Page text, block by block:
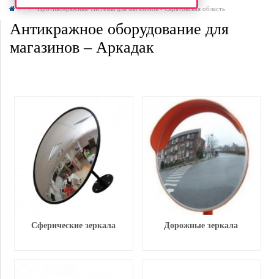
Противокражные системы для магазинов - Саратовская область
Антикражное оборудование для
магазинов – Аркадак
Сферические зеркала Дорожные зеркала